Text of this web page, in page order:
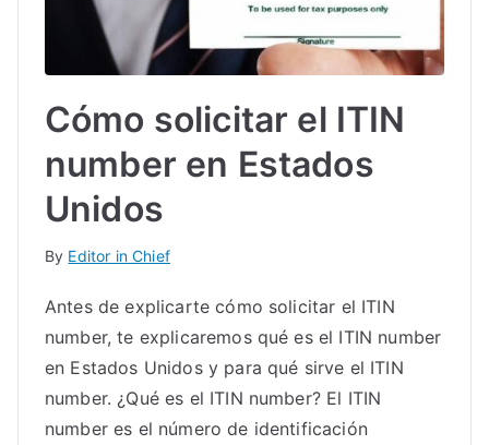
Cómo solicitar el ITIN
number en Estados
Unidos
By Editor in Chief
Antes de explicarte cómo solicitar el ITIN
number, te explicaremos qué es el ITIN number
en Estados Unidos y para qué sirve el ITIN
number. ¿Qué es el ITIN number? El ITIN
number es el número de identificación